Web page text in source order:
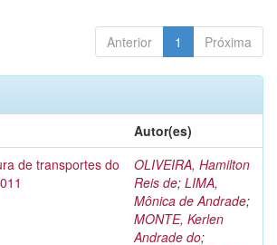
Anterior 1 Próxima
Autor(es)
de transportes do
OLIVEIRA, Hamilton
Reis de; LIMA,
Mônica de Andrade;
MONTE, Kerlen
Andrade do;